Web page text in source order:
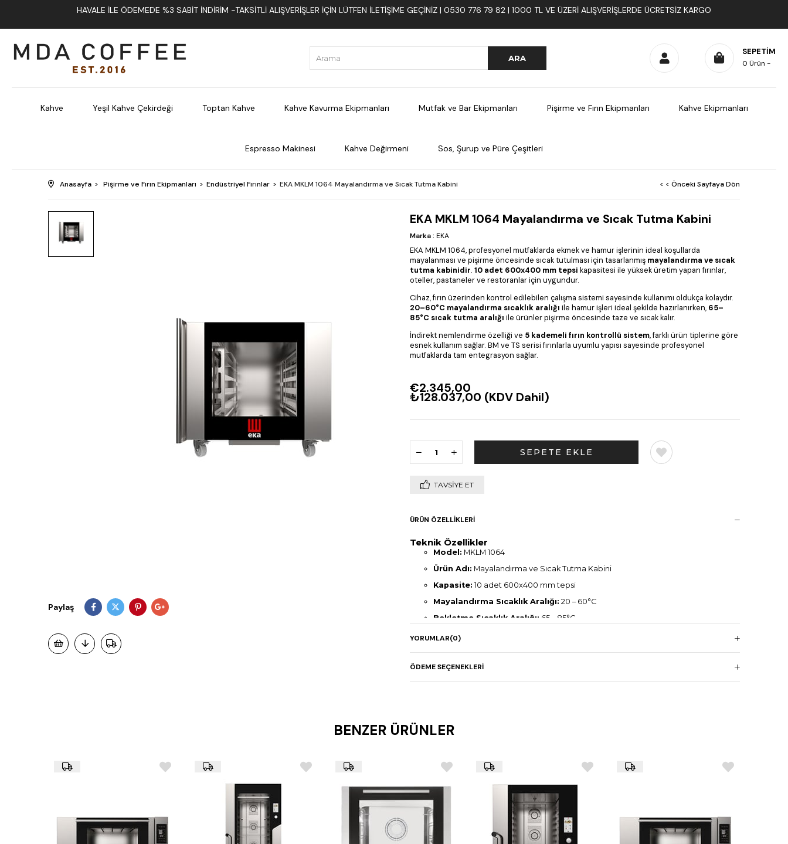
HAVALE İLE ÖDEMEDE %3 SABIT İNDIRIM -TAKSITLI ALIŞVERIŞLER İÇIN LÜTFEN ILETIŞIME GEÇINIZ | 0530 776 79 82 | 1000 TL VE ÜZERI ALIŞVERIŞLERDE ÜCRETSIZ KARGO
SEPETIM
0 Ürün
Kahve Yeşil Kahve Çekirdeği Toptan Kahve Kahve Kavurma Ekipmanları Mutfak ve Bar Ekipmanları Pişirme ve Fırın Ekipmanları Kahve Ekipmanları
Espresso Makinesi Kahve Değirmeni Sos, Şurup ve Püre Çeşitleri
Anasayfa Pişirme ve Fırın Ekipmanları Endüstriyel Fırınlar EKA MKLM 1064 Mayalandırma ve Sıcak Tutma Kabini < < Önceki Sayfaya Dön
Paylaş
EKA MKLM 1064 Mayalandırma ve Sıcak Tutma Kabini
Marka: EKA
EKA MKLM 1064, profesyonel mutfaklarda ekmek ve hamur işlerinin ideal koşullarda
mayalanması ve pişirme öncesinde sıcak tutulması için tasarlanmış mayalandırma ve sıcak
tutma kabinidir. 10 adet 600x400 mm tepsi kapasitesi ile yüksek üretim yapan fırınlar,
oteller, pastaneler ve restoranlar için uygundur.
Cihaz, fırın üzerinden kontrol edilebilen çalışma sistemi sayesinde kullanımı oldukça kolaydır.
20–60°C mayalandırma sıcaklık aralığı ile hamur işleri ideal şekilde hazırlanırken, 65–
85°C sıcak tutma aralığı ile ürünler pişirme öncesinde taze ve sıcak kalır.
İndirekt nemlendirme özelliği ve 5 kademeli fırın kontrollü sistem, farklı ürün tiplerine göre
esnek kullanım sağlar. BM ve TS serisi fırınlarla uyumlu yapısı sayesinde profesyonel
mutfaklarda tam entegrasyon sağlar.
€2.345,00
₺128.037,00 (KDV Dahil)
TAVSIYE ET
ÜRÜN ÖZELLIKLERI
Teknik Özellikler
Model: MKLM 1064
Ürün Adı: Mayalandırma ve Sıcak Tutma Kabini
Kapasite: 10 adet 600x400 mm tepsi
Mayalandırma Sıcaklık Aralığı: 20 – 60°C
Bekletme Sıcaklık Aralığı: 65 – 85°C
Kontrol Sistemi:
Nemlendirme:İndirekt, fırın kontrollü 5 seviye
Boyutlar (mm):
Güç:1,8 kW / 220–230 V 1N AC 50/60 Hz
YORUMLAR(0)
ÖDEME SEÇENEKLERI
BENZER ÜRÜNLER